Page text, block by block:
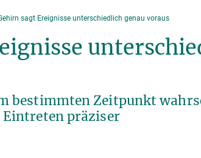
sagt Ereignisse unterschiedlich genau voraus
bestimmten Zeitpunkt
Eintreten präziser